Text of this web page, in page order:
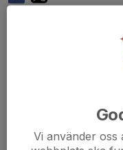
Vi använder